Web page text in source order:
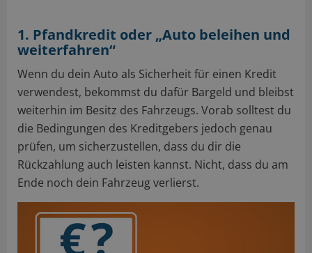
1. Pfandkredit oder „Auto beleihen und
weiterfahren“
Wenn du dein Auto als Sicherheit für einen Kredit
verwendest, bekommst du dafür Bargeld und bleibst
weiterhin im Besitz des Fahrzeugs. Vorab solltest du
die Bedingungen des Kreditgebers jedoch genau
prüfen, um sicherzustellen, dass du dir die
Rückzahlung auch leisten kannst. Nicht, dass du am
Ende noch dein Fahrzeug verlierst.